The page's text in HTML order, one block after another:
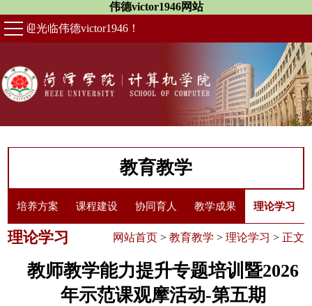
伟德victor1946网站
欢迎光临伟德victor1946！
教育教学
培养方案 课程建设 协同育人 教学成果 理论学习
理论学习 网站首页 > 教育教学 > 理论学习 >正文
教师教学能力提升专题培训暨2026
年示范课观摩活动-第五期